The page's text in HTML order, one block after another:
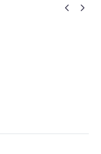
 